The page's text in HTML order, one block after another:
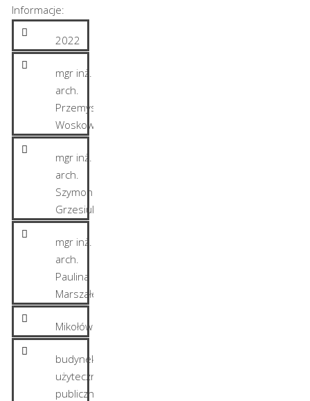
Informacje:
2022
mgr inż.
arch.
Przemysław
Woskowicz
mgr inż.
arch.
Szymon
Grzesiuk
mgr inż.
arch.
Paulina
Marszałek
Mikołów
budynek
użyteczności
publicznej